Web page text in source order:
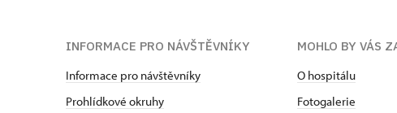
INFORMACE PRO NÁVŠTĚVNÍKY
Informace pro návštěvníky
Prohlídkové okruhy
MOHLO BY VÁS
O hospitálu
Fotogalerie